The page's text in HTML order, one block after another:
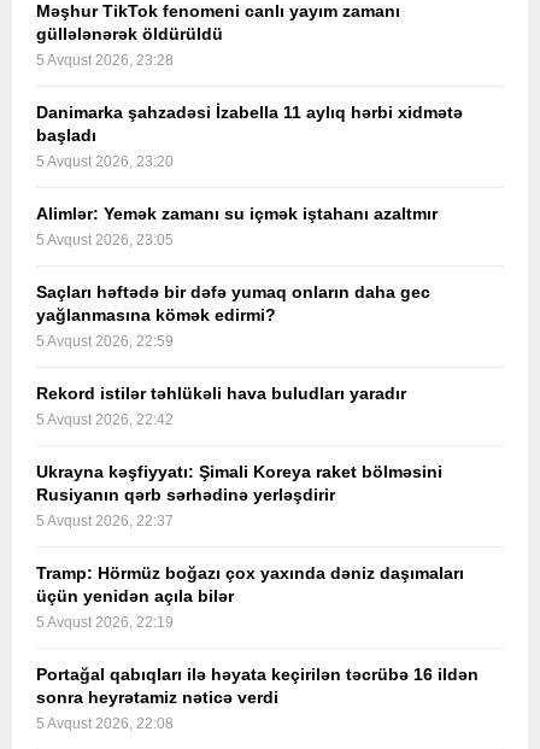
Məşhur TikTok fenomeni canlı yayım zamanı
güllələnərək öldürüldü
5 Avqust 2026, 23:28
Danimarka şahzadəsi İzabella 11 aylıq hərbi xidmətə
başladı
5 Avqust 2026, 23:20
Alimlər: Yemək zamanı su içmək iştahanı azaltmır
5 Avqust 2026, 23:05
Saçları həftədə bir dəfə yumaq onların daha gec
yağlanmasına kömək edirmi?
5 Avqust 2026, 22:59
Rekord istilər təhlükəli hava buludları yaradır
5 Avqust 2026, 22:42
Ukrayna kəşfiyyatı: Şimali Koreya raket bölməsini
Rusiyanın qərb sərhədinə yerləşdirir
5 Avqust 2026, 22:37
Tramp: Hörmüz boğazı çox yaxında dəniz daşımaları
üçün yenidən açıla bilər
5 Avqust 2026, 22:19
Portağal qabıqları ilə həyata keçirilən təcrübə 16 ildən
sonra heyrətamiz nəticə verdi
5 Avqust 2026, 22:08